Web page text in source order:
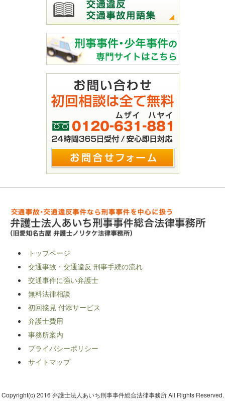
トップページ
交通事故・交通違反 刑事手続の流れ
交通事件に強い弁護士
無料法律相談
初回接見 付添サービス
弁護士費用
事務所案内
プライバシーポリシー
サイトマップ
Copyright(c) 2016 弁護士法人あいち刑事事件総合法律事務所 All Rights Reserved.